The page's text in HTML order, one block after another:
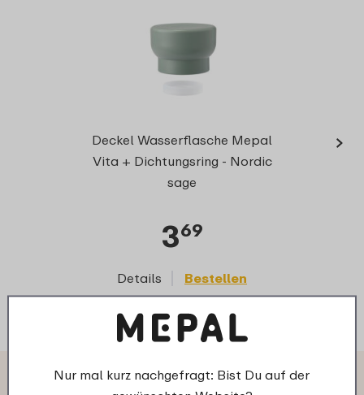
Deckel Wasserflasche Mepal
Vita + Dichtungsring - Nordic
sage
369
Details Bestellen
›
Das sagen andere Kunden über
Nur mal kurz nachgefragt: Bist Du auf der